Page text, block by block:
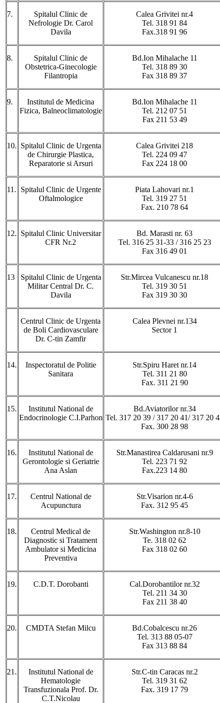
7.
Spitalul Clinic de
Nefrologie Dr. Carol
Davila
Calea Grivitei nr.4
Tel. 318 91 84
Fax.318 91 96
8.
Spitalul Clinic de
Obstetrica-Ginecologie
Filantropia
Bd.Ion Mihalache 11
Tel. 318 89 30
Fax 318 89 37
9.
Institutul de Medicina
Fizica, Balneoclimatologie
Bd.Ion Mihalache 11
Tel. 212 07 51
Fax 211 53 49
10. Spitalul Clinic de Urgenta
de Chirurgie Plastica,
Reparatorie si Arsuri
Calea Grivitei 218
Tel. 224 09 47
Fax 224 18 00
11.
Spitalul Clinic de Urgente
Oftalmologice
Piata Lahovari nr.1
Tel. 319 27 51
Fax. 210 78 64
12. Spitalul Clinic Universitar
CFR Nr.2
Bd. Marasti nr. 63
Tel. 316 25 31-33 / 316 25 23
Fax 316 49 01
13
Spitalul Clinic de Urgenta
Militar Central Dr. C.
Davila
Str.Mircea Vulcanescu nr.18
Tel. 319 30 51
Fax 319 30 30
Centrul Clinic de Urgenta
de Boli Cardiovasculare
Dr. C-tin Zamfir
Calea Plevnei nr.134
Sector 1
14.
Inspectoratul de Politie
Sanitara
Str.Spiru Haret nr.14
Tel. 311 21 80
Fax. 311 21 90
15.
Institutul National de
Endocrinologie C.I.Parhon
Bd.Aviatorilor nr.34
Tel. 317 20 39 / 317 20 41/ 317 20
Fax. 300 28 98
16.
Institutul National de
Gerontologie si Geriatrie
Ana Aslan
Str.Manastirea Caldarusani nr.9
Tel. 223 71 92
Fax.223 14 80
17.
Centrul National de
Acupunctura
Str.Visarion nr.4-6
Fax. 312 95 45
18.
Centrul Medical de
Diagnostic si Tratament
Ambulator si Medicina
Preventiva
Str.Washington nr.8-10
Te. 318 02 62
Fax 318 02 60
19. C.D.T. Dorobanti
Cal.Dorobantilor nr.32
Tel. 211 34 30
Fax 211 38 40
20. CMDTA Stefan Milcu
Bd.Cobalcescu nr.26
Tel. 313 88 05-07
Fax 313 88 84
21.
Institutul National de
Hematologie
Transfuzionala Prof. Dr.
C.T.Nicolau
Str.C-tin Caracas nr.2
Tel. 319 31 62
Fax. 319 17 79